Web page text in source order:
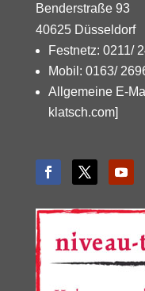
Benderstraße 93
40625 Düsseldorf
Festnetz: 0211/
Mobil: 0163/
Allgemeine E-
klatsch.com]